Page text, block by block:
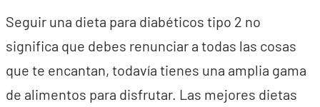
Seguir una dieta para diabéticos tipo 2 no
significa que debes renunciar a todas las cosas
que te encantan, todavía tienes una amplia gama
de alimentos para disfrutar. Las mejores dietas